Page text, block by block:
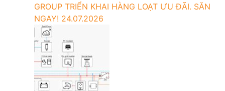
GROUP TRIỂN KHAI HÀNG LOẠT ƯU ĐÃI. SĂN
NGAY! 24.07.2026